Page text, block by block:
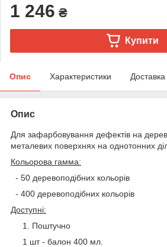
1 246 ₴
Купити
Опис Характеристики Доставка
Опис
Для зафарбовування дефектів на
металевих поверхнях на однотонних
Кольорова гамма:
- 50 деревоподібних кольорів
- 400 деревоподібних кольорів
Доступні:
Поштучно
1 шт - балон 400 мл.